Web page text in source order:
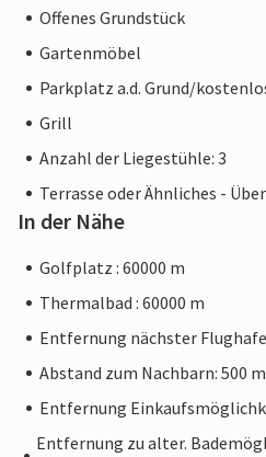
Offenes Grundstück
Gartenmöbel
Parkplatz a.d. Grund/
Grill
Anzahl der Liegestühle: 3
Terrasse oder Ähnliches -
In der Nähe
Golfplatz : 60000 m
Thermalbad : 60000 m
Entfernung nächster
Abstand zum Nachbarn: 500 m
Entfernung
Entfernung zu alter.